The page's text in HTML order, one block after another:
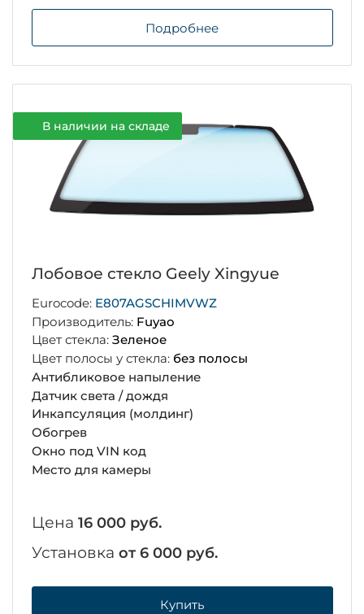
Подробнее
В наличии на складе
Лобовое стекло Geely Xingyue
Eurocode: E807AGSCHIMVWZ
Производитель: Fuyao
Цвет стекла: Зеленое
Цвет полосы у стекла: без полосы
Антибликовое напыление
Датчик света / дождя
Инкапсуляция (молдинг)
Обогрев
Окно под VIN код
Место для камеры
Цена 16 000 руб.
Установка от 6 000 руб.
Купить